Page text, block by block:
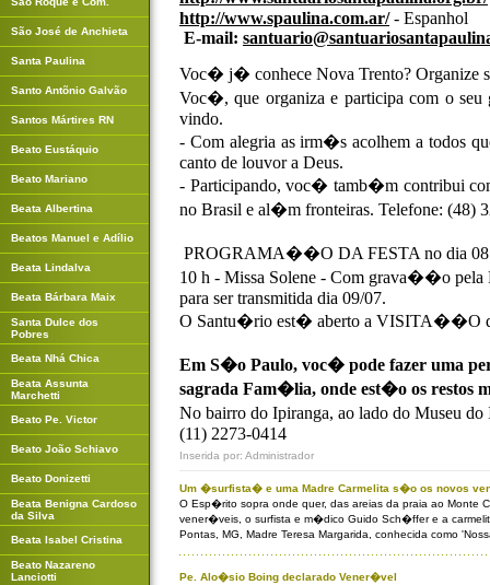
São José de Anchieta
Santa Paulina
Santo Antõnio Galvão
Santos Mártires RN
Beato Eustáquio
Beato Mariano
Beata Albertina
Beatos Manuel e Adílio
Beata Lindalva
Beata Bárbara Maix
Santa Dulce dos
Pobres
Beata Nhá Chica
Beata Assunta
Marchetti
Beato Pe. Victor
Beato João Schiavo
Beato Donizetti
Beata Benigna Cardoso
da Silva
Beata Isabel Cristina
Beato Nazareno
Lanciotti
http://www.spaulina.com.ar/- Espanhol
E-mail:
Voc� j� conhece Nova Trento?
Voc�, que organiza e participa com o seu
vindo.
- Com alegria as irm�s acolhem a todos
canto de louvor a Deus.
- Participando, voc� tamb�m contribui
no Brasil e al�m fronteiras. Telefone: (48)
PROGRAMA��O DA FESTA no dia 08
10 h - Missa Solene - Com grava��o
para ser transmitida dia 09/07.
O Santu�rio est� aberto a VISITA��O
Em S�o Paulo, voc� pode fazer uma
sagrada Fam�lia, onde est�o os restos
No bairro do Ipiranga, ao lado do Museu
(11) 2273-0414
Inserida por: Administrador
Um �surfista� e uma Madre Carmelita s�o os novos
O Esp�rito sopra onde quer, das areias da praia ao Monte
vener�veis, o surfista e m�dico Guido Sch�ffer e a
Pontas, MG, Madre Teresa Margarida, conhecida como
Pe. Alo�sio Boing declarado Vener�vel